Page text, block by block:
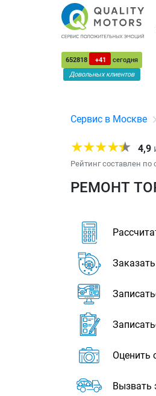
652818 +41
сегодня
Довольных клиентов
Сервис в Москве
4,9
Рейтинг составлен
РЕМОНТ
Оценить
Вызвать